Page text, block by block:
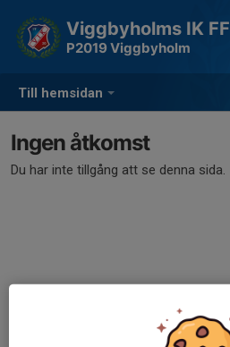
Till hemsidan
Viggbyholms IK FF
P2019 Viggbyholm
Ingen åtkomst
Du har inte tillgång att se denna sida.